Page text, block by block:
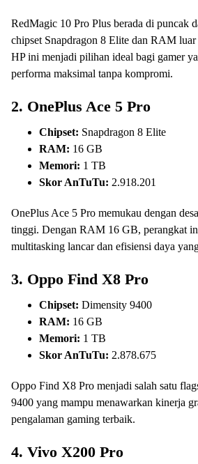
RedMagic 10 Pro Plus berada di puncak
chipset Snapdragon 8 Elite dan RAM luar
HP ini menjadi pilihan ideal bagi gamer
performa maksimal tanpa kompromi.
2. OnePlus Ace 5 Pro
Chipset: Snapdragon 8 Elite
RAM: 16 GB
Memori: 1 TB
Skor AnTuTu: 2.918.201
OnePlus Ace 5 Pro memukau dengan
tinggi. Dengan RAM 16 GB, perangkat
multitasking lancar dan efisiensi daya
3. Oppo Find X8 Pro
Chipset: Dimensity 9400
RAM: 16 GB
Memori: 1 TB
Skor AnTuTu: 2.878.675
Oppo Find X8 Pro menjadi salah satu
9400 yang mampu menawarkan kinerja
pengalaman gaming terbaik.
4. Vivo X200 Pro